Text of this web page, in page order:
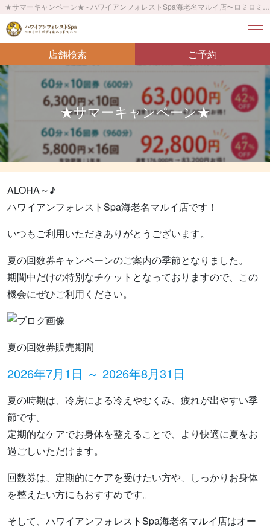
店舗検索 ご予約
★サマーキャンペーン★
ALOHA～♪
ハワイアンフォレストSpa海老名マルイ店です！
いつもご利用いただきありがとうございます。
夏の回数券キャンペーンのご案内の季節となりました。
期間中だけの特別なチケットとなっておりますので、この
機会にぜひご利用ください。
夏の回数券販売期間
2026年7月1日 ～ 2026年8月31日
夏の時期は、冷房による冷えやむくみ、疲れが出やすい季
節です。
定期的なケアでお身体を整えることで、より快適に夏をお
過ごしいただけます。
回数券は、定期的にケアを受けたい方や、しっかりお身体
を整えたい方にもおすすめです。
そして、ハワイアンフォレストSpa海老名マルイ店はオー